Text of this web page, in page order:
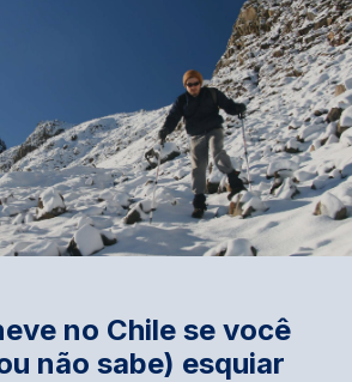
no Chile se você
não sabe) esquiar